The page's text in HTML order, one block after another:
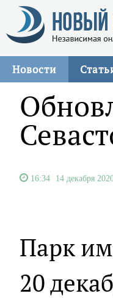
Новости
16:34 14 декабря
Парк
20